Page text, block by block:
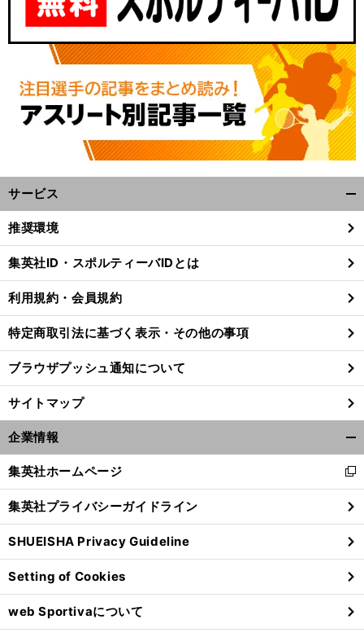
サービス
閉
る
推奨環境
集英社ID・スポルティーバIDとは
利用規約・会員規約
特定商取引法に基づく表示・その他の事項
ブラウザプッシュ通知について
サイトマップ
企業情報
閉
る
集英社ホームページ
新
し
い
ウ
ィ
ン
ド
ウ
で
開
集英社プライバシーガイドライン
SHUEISHA Privacy Guideline
Setting of Cookies
web Sportivaについて